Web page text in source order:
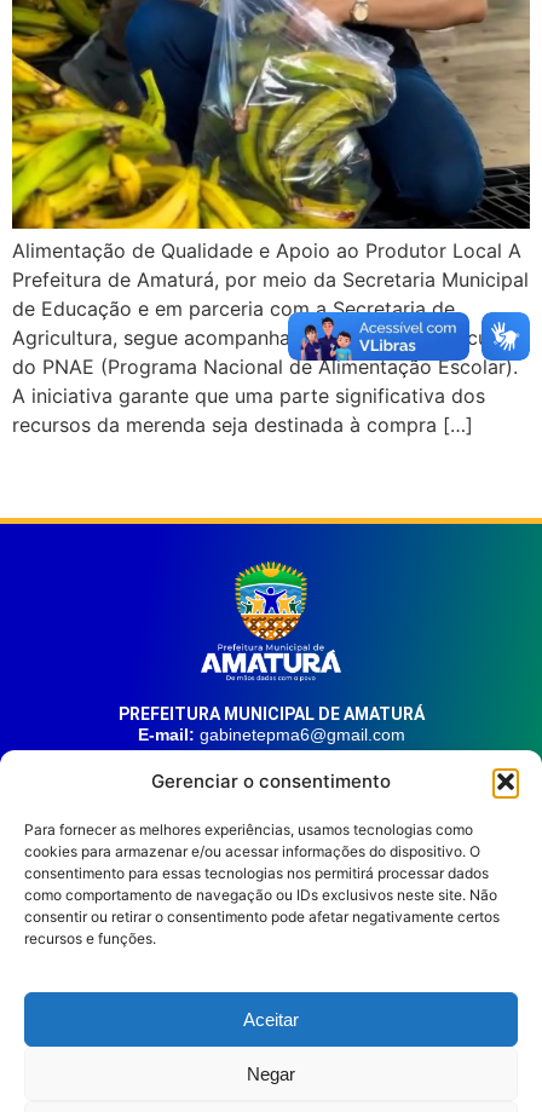
Gerenciar o consentimento
Para fornecer as melhores experiências, usamos tecnologias como
cookies para armazenar e/ou acessar informações do dispositivo. O
consentimento para essas tecnologias nos permitirá processar dados
como comportamento de navegação ou IDs exclusivos neste site. Não
consentir ou retirar o consentimento pode afetar negativamente certos
recursos e funções.
Aceitar
Negar
Alimentação de Qualidade e Apoio ao Produtor Local A
Prefeitura de Amaturá, por meio da Secretaria Municipal
de Educação e em parceria com a Secretaria de
Agricultura, segue acompanhando de perto a execução
do PNAE (Programa Nacional de Alimentação Escolar).
A iniciativa garante que uma parte significativa dos
recursos da merenda seja destinada à compra […]
PREFEITURA MUNICIPAL DE AMATURÁ
E-mail: gabinetepma6@gmail.com
Av. 21 de Junho, n° 1746, Centro | Amaturá – AM
HORÁRIO DE ATENDIMENTO
Segunda à sexta, das 08:00 às 14:00.